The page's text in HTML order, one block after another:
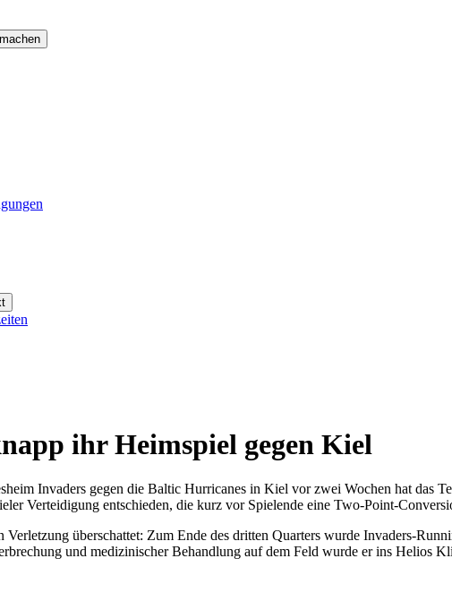
ihr Heimspiel gegen Kiel
Invaders gegen die Baltic Hurricanes in Kiel vor zwei Wochen hat das
Verteidigung entschieden, die kurz vor Spielende eine Two-Point-
überschattet: Zum Ende des dritten Quarters wurde Invaders-
und medizinischer Behandlung auf dem Feld wurde er ins Helios